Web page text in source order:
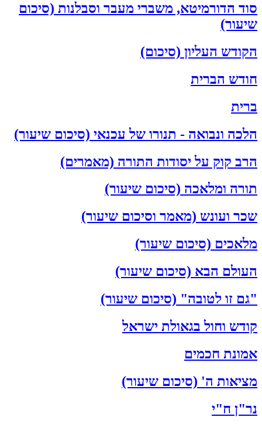
סוד הדורמיטא, משברי מעבר וסבלנות (סיכום
שיעור)
הקודש העליון (סיכום)
חודש הברית
ברית
הלכה ונבואה - תנורו של עכנאי (סיכום שיעור)
הרב קוק על יסודות התורה (מאמרים)
תורה ומלאכה (סיכום שיעור)
שכר ועונש (מאמר וסיכום שיעור)
מלאכים (סיכום שיעור)
העולם הבא (סיכום שיעור)
"גם זו לטובה" (סיכום שיעור)
קודש וחול בגאולת ישראל
אמונת חכמים
מציאות ה' (סיכום שיעור)
נר"ן ח"י